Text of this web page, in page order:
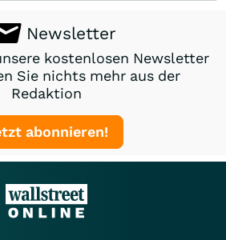
Newsletter
kostenlosen Newsletter
Sie nichts mehr aus der
Redaktion
abonnieren!